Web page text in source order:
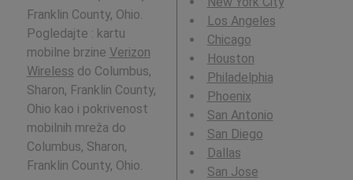
Franklin County, Ohio.
Pogledajte : kartu
mobilne brzine Verizon
Wireless do Columbus,
Sharon, Franklin County,
Ohio kao i pokrivenost
mobilnih mreža do
Columbus, Sharon,
Franklin County, Ohio.
Los Angeles
Chicago
Houston
Philadelphia
Phoenix
San Antonio
San Diego
Dallas
San Jose